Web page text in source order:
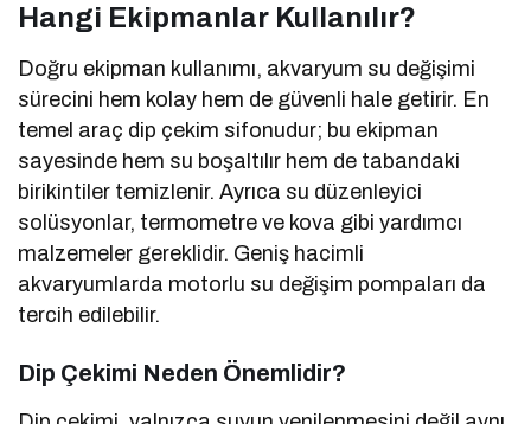
Hangi Ekipmanlar Kullanılır?
Doğru ekipman kullanımı, akvaryum su değişimi
sürecini hem kolay hem de güvenli hale getirir. En
temel araç dip çekim sifonudur; bu ekipman
sayesinde hem su boşaltılır hem de tabandaki
birikintiler temizlenir. Ayrıca su düzenleyici
solüsyonlar, termometre ve kova gibi yardımcı
malzemeler gereklidir. Geniş hacimli
akvaryumlarda motorlu su değişim pompaları da
tercih edilebilir.
Dip Çekimi Neden Önemlidir?